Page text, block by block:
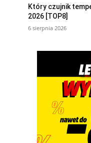
Który czujnik
2026 [TOP8]
6 sierpnia 2026